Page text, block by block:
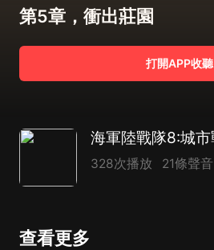
第5章，衝出莊園
打開APP收聽
328次播放 21條聲音
查看更多